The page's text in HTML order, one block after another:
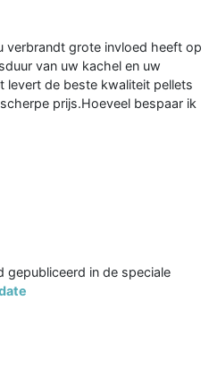
verbrandt grote invloed heeft op
van uw kachel en uw
levert de beste kwaliteit pellets
prijs.Hoeveel bespaar ik
gepubliceerd in de speciale